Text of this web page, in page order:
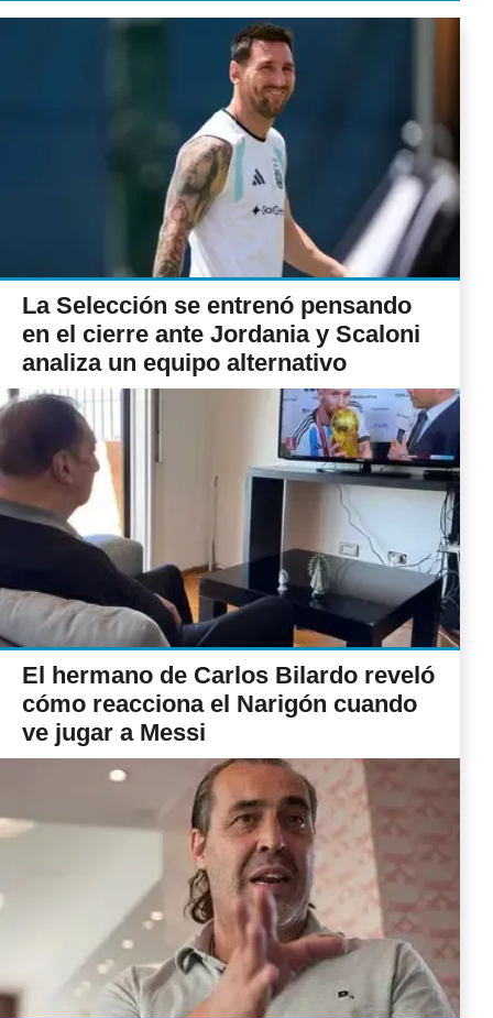
La Selección se entrenó pensando
en el cierre ante Jordania y Scaloni
analiza un equipo alternativo
El hermano de Carlos Bilardo reveló
cómo reacciona el Narigón cuando
ve jugar a Messi